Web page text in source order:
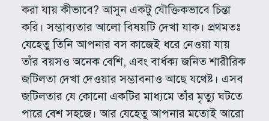
করা যায় কীভাবে? আসুন একটু যৌক্তিকভাবে চিন্তা
করি। সম্ভাব্যতার আলো বিষয়টি দেখা যাক। প্রথমতঃ
যেহেতু তিনি আপনার বস কাজেই ধরে নেওয়া যায়
তাঁর বয়সও অনেক বেশি, এবং বার্ধক্য জনিত শারীরিক
জটিলতা দেখা দেওয়ার সম্ভাবনাও আছে যথেষ্ট। এসব
জটিলতার যে কোনো একটির মাধ্যমে তাঁর মৃত্যু ঘটতে
পারে বেশ সহজে। আর যেহেতু আপনার মতোই আরো